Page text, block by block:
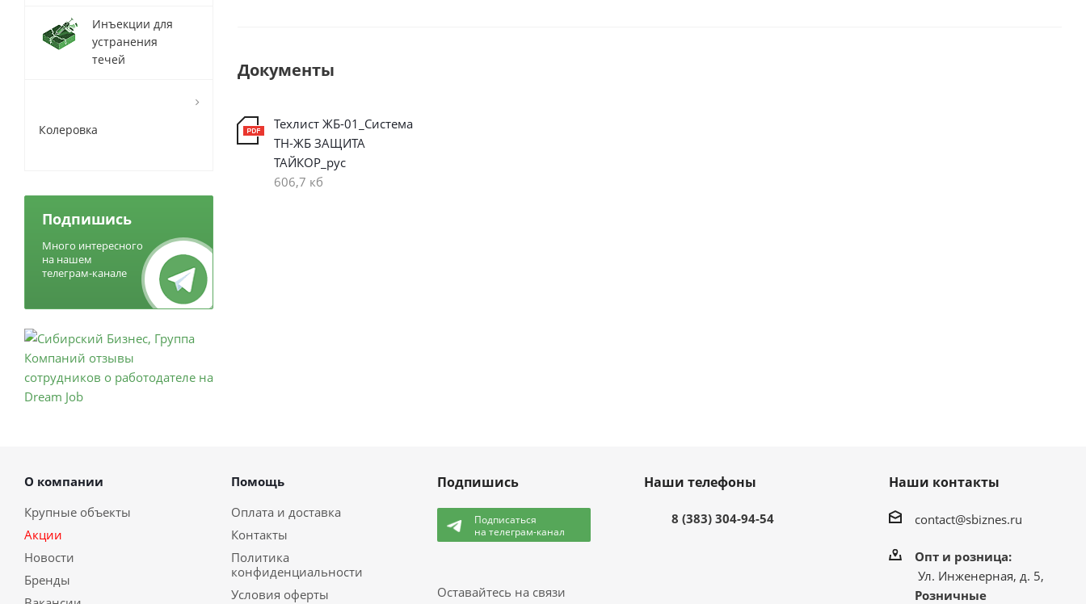
Документы
Техлист ЖБ-01_Система
ТН-ЖБ ЗАЩИТА
ТАЙКОР_рус
606,7 кб
Инъекции для
устранения
течей
Колеровка
Подпишись
Много интересного
на нашем
телеграм-канале
О компании
Крупные объекты
Акции
Новости
Бренды
Помощь
Оплата и доставка
Контакты
Политика
конфиденциальности
Условия оферты
Подпишись
Подписаться
на телеграм-канал
Оставайтесь на связи
Наши телефоны
8 (383) 304-94-54
Наши контакты
contact@sbiznes.ru
Опт и розница:
Ул. Инженерная, д. 5,
Розничные